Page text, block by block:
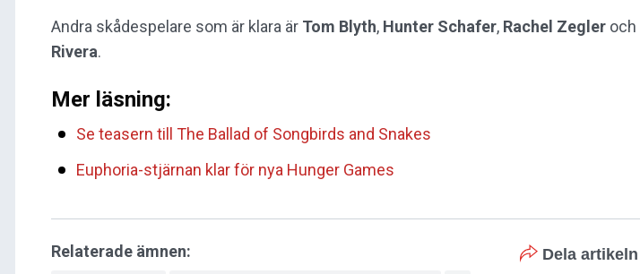
Andra skådespelare som är klara är Tom Blyth, Hunter Schafer, Rachel Zegler och
Rivera.
Mer läsning:
Se teasern till The Ballad of Songbirds and Snakes
Euphoria-stjärnan klar för nya Hunger Games
Dela artikeln
Relaterade ämnen: